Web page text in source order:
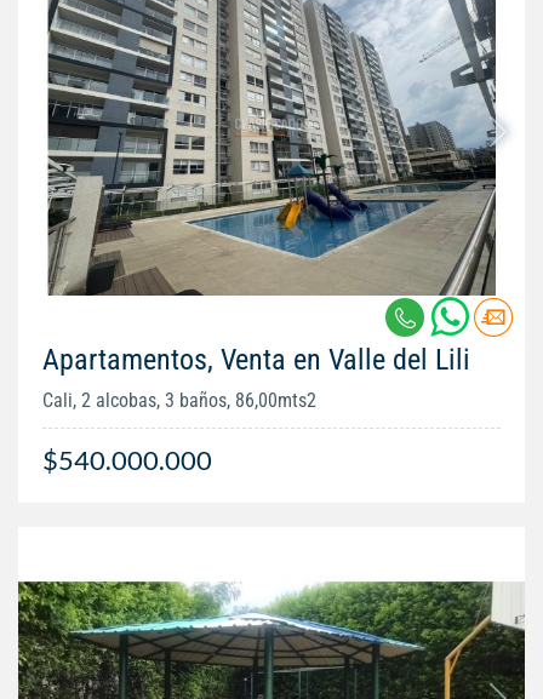
Apartamentos, Venta en Valle del Lili
Cali, 2 alcobas, 3 baños, 86,00mts2
$540.000.000